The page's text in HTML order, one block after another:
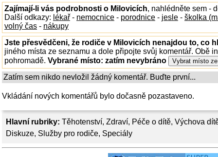
Hlavní rubriky: Těhotenství, Zdraví, Péče o dítě, Výchova
Diskuze, Služby pro rodiče, Speciály
Zajímají-li vás podrobnosti o Milovicích, nahlédněte sem -
Další odkazy: lékař - nemocnice - porodnice - jesle - školka
volný čas - nákupy
Jste přesvědčeni, že rodiče v Milovicích nenajdou to, co
jiného místa ze seznamu a dole připojte svůj komentář. Obě
pohromadě. Vybrané místo: zatím nevybráno
Zatím sem nikdo nevložil žádný komentář. Buďte první...
Vkládání nových komentářů bylo dočasně pozastaveno.